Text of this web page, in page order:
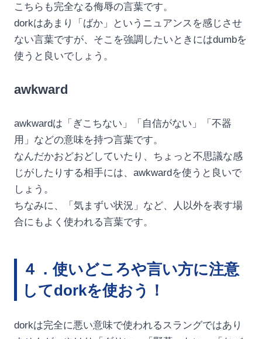
こちらも完全なる侮辱の言葉です。
dorkはあまり「ばか」というニュアンスを感じさせ
ない言葉ですが、そこを強調したいときにはdumbを
使うと良いでしょう。
awkward
awkwardは「ぎこちない」「自信がない」「不器
用」などの意味を持つ言葉です。
なんだかおどおどしていたり、ちょっと不思議な感
じがしたりする相手には、awkwardを使うと良いで
しょう。
ちなみに、「気まずい状況」など、人以外を表す場
合にもよく使われる言葉です。
４．使いどころや言い方に注意
してdorkを使おう！
dorkは完全に悪い意味で使われるスラングではあり